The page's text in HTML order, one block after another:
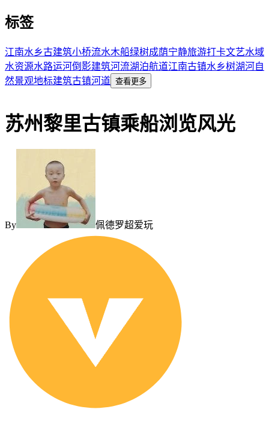
标签
江南水乡古建筑小桥流水木船绿树成荫宁静旅游打卡文艺水域
水资源水路运河倒影建筑河流湖泊航道江南古镇水乡树湖河自
然景观地标建筑古镇河道 查看更多
苏州黎里古镇乘船浏览风光
By 佩德罗超爱玩